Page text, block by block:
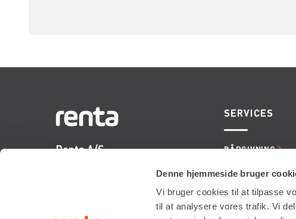
Denne hjemmeside bruger
Vi bruger cookies til at tilpasse
til at analysere vores trafik. Vi
Renta A/S
E-mail: info@renta.dk
SERVICES
RÅDGIVNING
LIFTOPMÅLING